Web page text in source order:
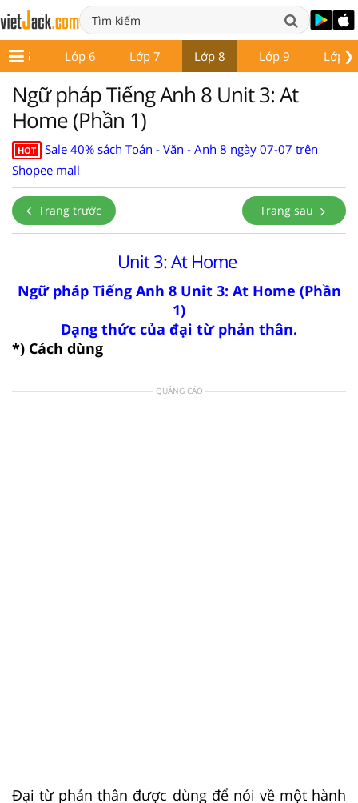
❯
Lớp 5 Lớp 6 Lớp 7 Lớp 8 Lớp 9 Lớp
Ngữ pháp Tiếng Anh 8 Unit 3: At
Home (Phần 1)
HOT
Sale 40% sách Toán - Văn - Anh 8 ngày 07-07 trên
Shopee mall
Trang trước Trang sau
Unit 3: At Home
Ngữ pháp Tiếng Anh 8 Unit 3: At Home (Phần
1)
Dạng thức của đại từ phản thân.
*) Cách dùng
QUẢNG CÁO
Đại từ phản thân được dùng để nói về một hành